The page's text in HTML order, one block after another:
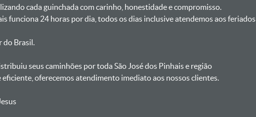
cada guinchada com carinho, honestidade e compromisso.
funciona 24 horas por dia, todos os dias inclusive atendemos aos feriados
do Brasil.
seus caminhões por toda São José dos Pinhais e região
oferecemos atendimento imediato aos nossos clientes.